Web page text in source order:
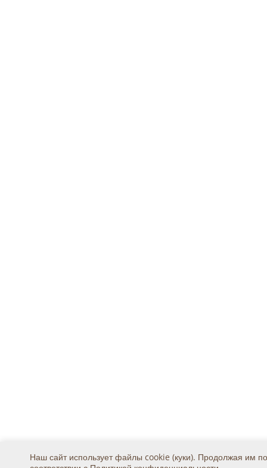
Наш сайт использует файлы cookie (куки). Продолжая им